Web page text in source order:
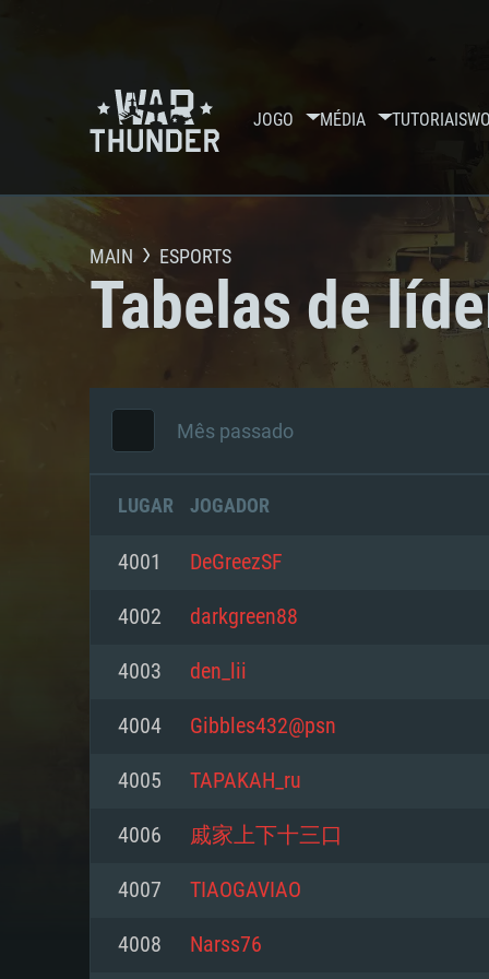
JOGO MÉDIA TUTORIAIS
MAIN ESPORTS
Tabelas de
Mês passado
LUGAR JOGADOR
4001 DeGreezSF
4002 darkgreen88
4003 den_lii
4004 Gibbles432@psn
4005 TAPAKAH_ru
4006 戚家上下十三口
4007 TIAOGAVIAO
4008 Narss76